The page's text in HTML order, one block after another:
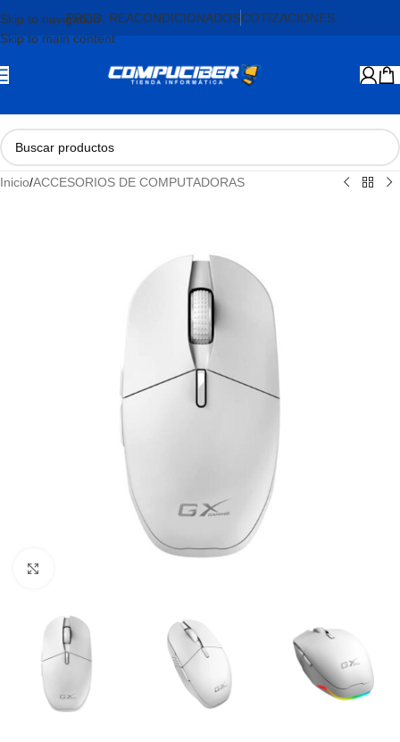
Skip to navigation
Skip to main content
PROD. REACONDICIONADOSCOTIZACIONES
Inicio/ACCESORIOS DE COMPUTADORAS